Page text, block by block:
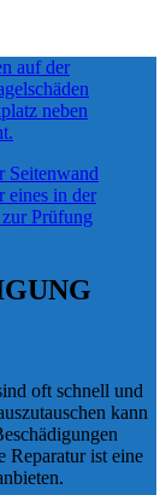
oft schnell und
kann
Reparatur ist eine